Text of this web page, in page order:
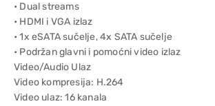
• Dual streams
• HDMI i VGA izlaz
• 1x eSATA sučelje, 4x SATA sučelje
• Podržan glavni i pomoćni video izlaz
Video/Audio Ulaz
Video kompresija: H.264
Video ulaz: 16 kanala